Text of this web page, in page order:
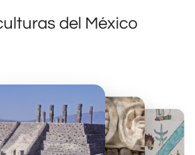
del México